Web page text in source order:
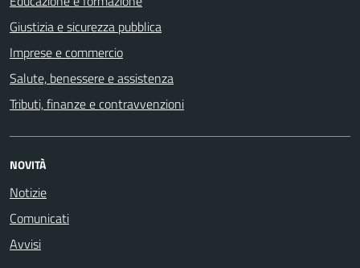
Giustizia e sicurezza pubblica
Imprese e commercio
Salute, benessere e assistenza
Tributi, finanze e contravvenzioni
NOVITÀ
Notizie
Comunicati
Avvisi